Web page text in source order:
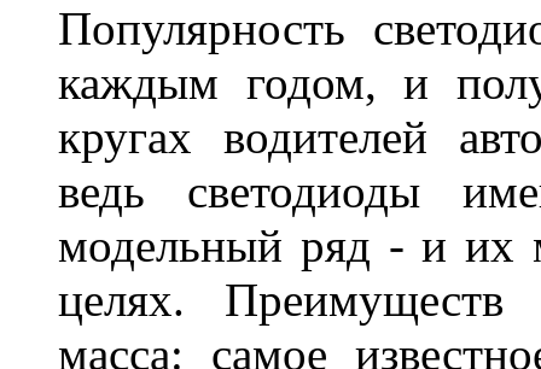
Популярность
каждым годом, и
кругах водителей
ведь светодиоды
модельный ряд - и их
целях.
масса: самое